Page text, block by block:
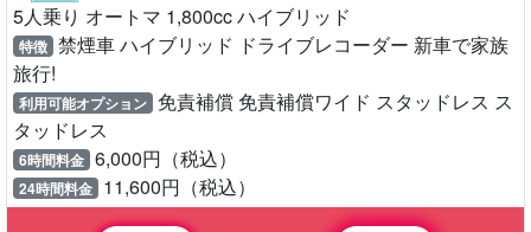
5人乗り オートマ 1,800cc ハイブリッド
特徴 禁煙車 ハイブリッド ドライブレコーダー 新車で家族
旅行!
利用可能オプション 免責補償 免責補償ワイド スタッドレス ス
タッドレス
6時間料金 6,000円（税込）
24時間料金 11,600円（税込）